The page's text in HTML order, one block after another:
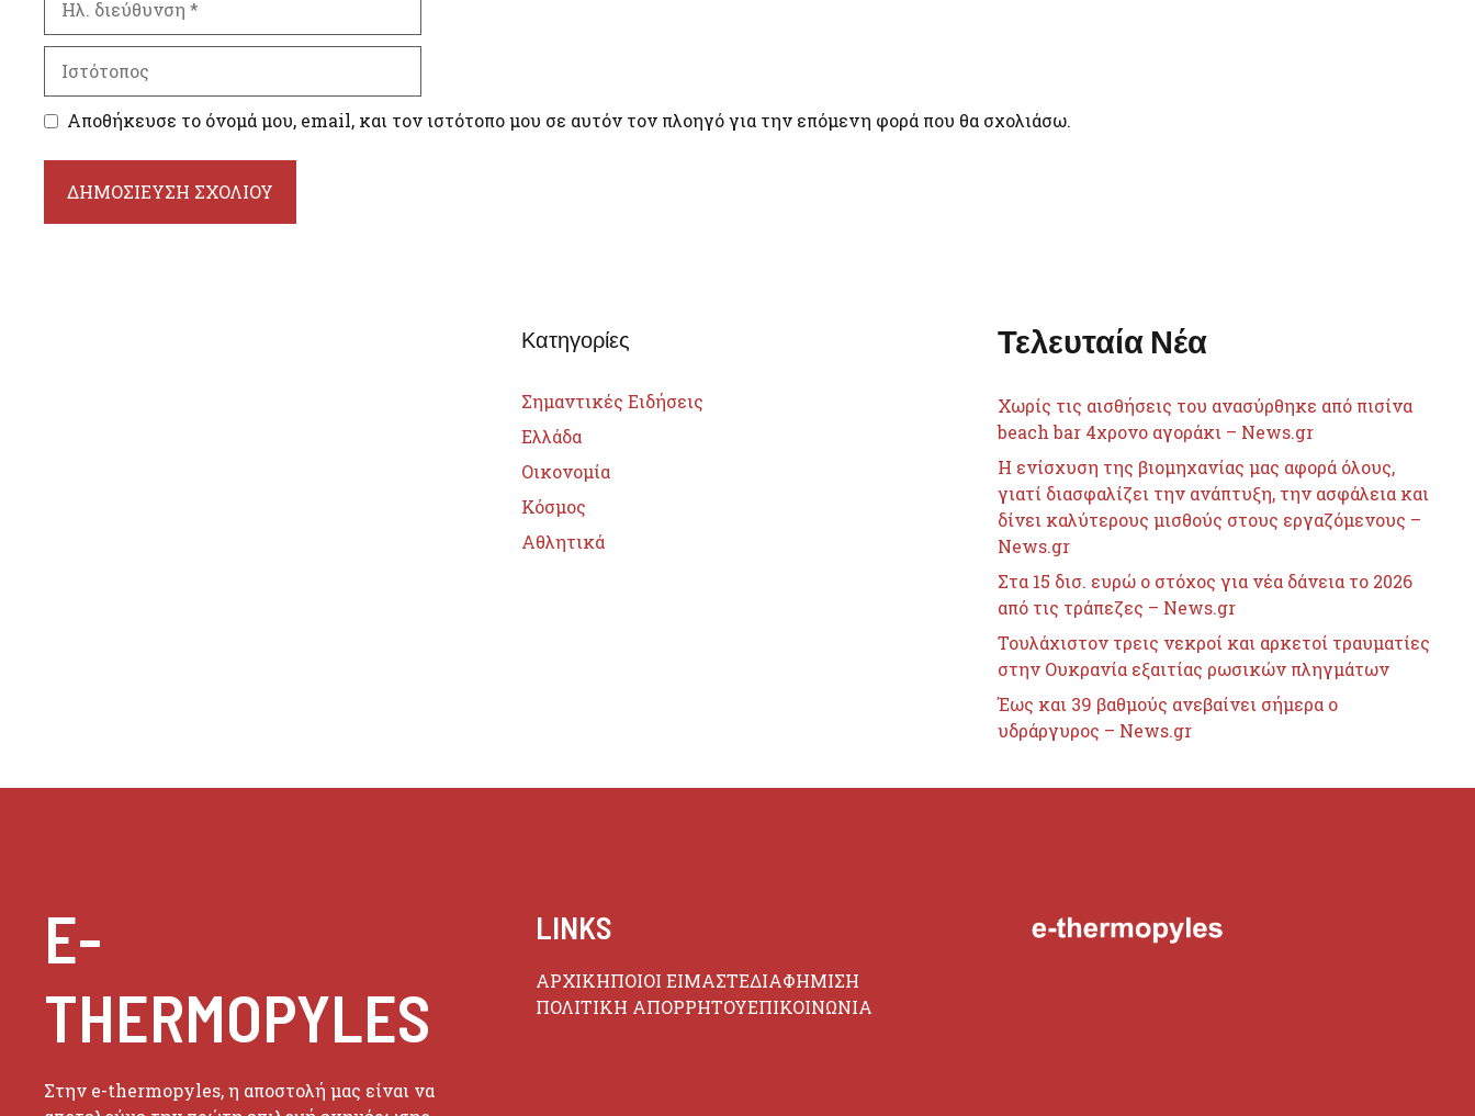
διεύθυνση
Ιστότοπος
Αποθήκευσε το όνομά μου, email, και τον ιστότοπο μου σε αυτόν τον πλοηγό για την επόμενη φορά που θα σχολιάσω.
Κατηγορίες
Σημαντικές Ειδήσεις
Ελλάδα
Οικονομία
Κόσμος
Αθλητικά
Τελευταία Νέα
Χωρίς τις αισθήσεις του ανασύρθηκε από πισίνα
beach bar 4χρονο αγοράκι – News.gr
Η ενίσχυση της βιομηχανίας μας αφορά όλους,
γιατί διασφαλίζει την ανάπτυξη, την ασφάλεια και
δίνει καλύτερους μισθούς στους εργαζόμενους –
News.gr
Στα 15 δισ. ευρώ ο στόχος για νέα δάνεια το 2026
από τις τράπεζες – News.gr
Τουλάχιστον τρεις νεκροί και αρκετοί τραυματίες
στην Ουκρανία εξαιτίας ρωσικών πληγμάτων
Έως και 39 βαθμούς ανεβαίνει σήμερα ο
υδράργυρος – News.gr
E-
THERMOPYLES
Στην e-thermopyles, η αποστολή μας είναι να
LINKS
ΑΡΧΙΚΗΠΟΙΟΙ ΕΙΜΑΣΤΕΔΙΑΦΗΜΙΣΗ
ΠΟΛΙΤΙΚΗ ΑΠΟΡΡΗΤΟΥΕΠΙΚΟΙΝΩΝΙΑ